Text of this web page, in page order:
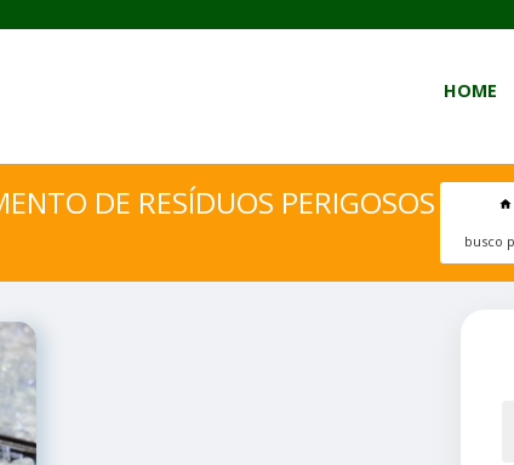
HOME
DE RESÍDUOS PERIGOSOS
busco